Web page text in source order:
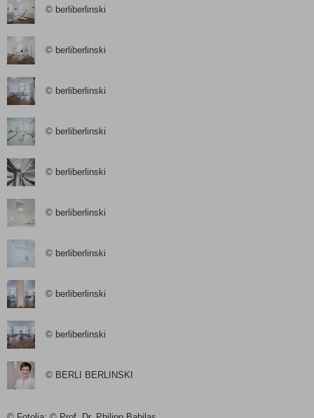
© berliberlinski
© berliberlinski
© berliberlinski
© berliberlinski
© berliberlinski
© berliberlinski
© berliberlinski
© berliberlinski
© berliberlinski
© BERLI BERLINSKI